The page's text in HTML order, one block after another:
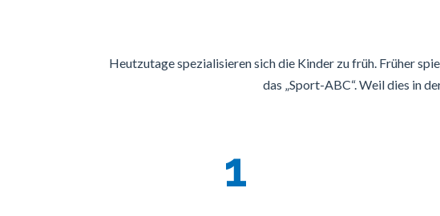
Heutzutage spezialisieren sich die Kinder zu früh. Früher
das „Sport-ABC“. Weil dies in
1